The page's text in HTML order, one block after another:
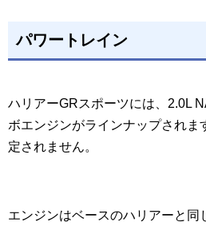
パワートレイン
ハリアーGRスポーツには、2.0L
ボエンジンがラインナップされま
定されません。
エンジンはベースのハリアーと同